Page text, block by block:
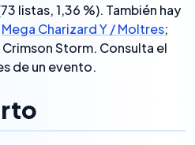
listas, 1,36 %). También hay
Mega Charizard Y / Moltres;
Storm. Consulta el
de un evento.